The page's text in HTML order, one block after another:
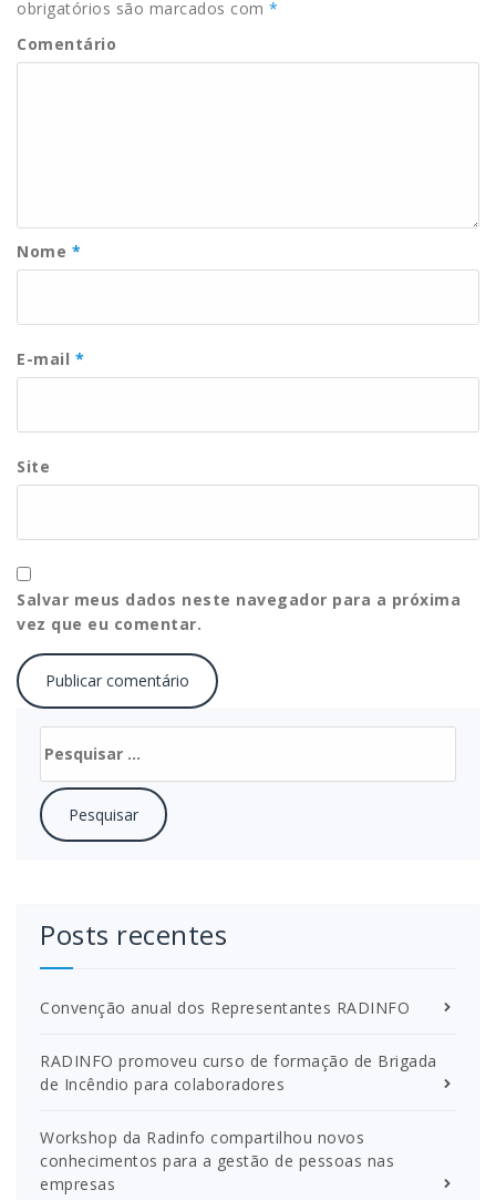
obrigatórios são marcados com *
Comentário
Nome *
E-mail *
Site
Salvar meus dados neste navegador para a próxima
vez que eu comentar.
por:
Posts recentes
Convenção anual dos Representantes RADINFO
RADINFO promoveu curso de formação de Brigada
de Incêndio para colaboradores
Workshop da Radinfo compartilhou novos
conhecimentos para a gestão de pessoas nas
empresas